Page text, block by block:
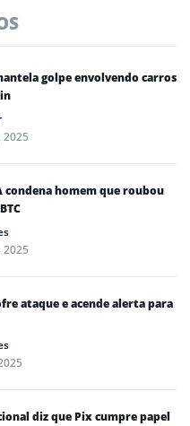
golpe envolvendo carros
condena homem que roubou
ataque e acende alerta para
diz que Pix cumpre papel